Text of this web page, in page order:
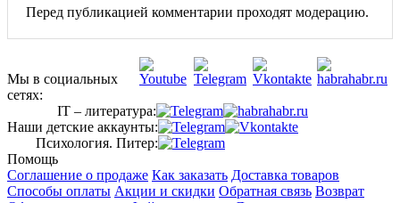
Перед публикацией комментарии проходят модерацию.
Мы в социальных
сетях:
IT – литература:
Наши детские аккаунты:
Психология. Питер:
Помощь
Соглашение о продаже Как заказать Доставка товаров
Способы оплаты Акции и скидки Обратная связь Возврат